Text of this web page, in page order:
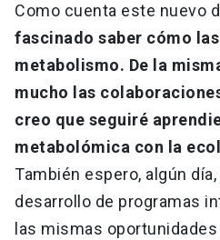
Como cuenta este nuevo
fascinado saber cómo
metabolismo. De la
mucho las
creo que seguiré
metabolómica con la
También espero, algún
desarrollo de programas
las mismas